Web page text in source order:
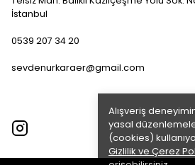
Alışveriş
yasal
(cookies)
Gizlilik ve Çerez
İstanbul
0539 207 34 20
sevdenurkaraer@gmail.com